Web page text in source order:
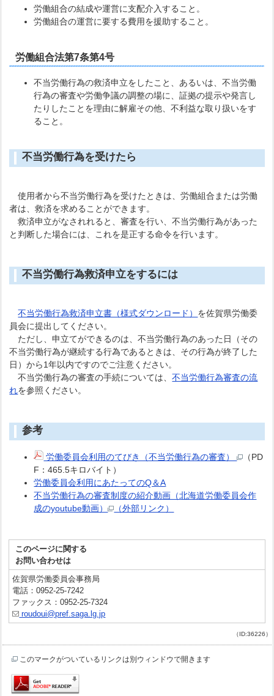
労働組合の結成や運営に支配介入すること。
労働組合の運営に要する費用を援助すること。
労働組合法第7条第4号
不当労働行為の救済申立をしたこと、あるいは、不当労働
行為の審査や労働争議の調整の場に、証拠の提示や発言し
たりしたことを理由に解雇その他、不利益な取り扱いをす
ること。
不当労働行為を受けたら
使用者から不当労働行為を受けたときは、労働組合または労働
者は、救済を求めることができます。
救済申立がなされれると、審査を行い、不当労働行為があった
と判断した場合には、これを是正する命令を行います。
不当労働行為救済申立をするには
不当労働行為救済申立書（様式ダウンロード） を佐賀県労働委
員会に提出してください。
ただし、申立てができるのは、不当労働行為のあった日（その
不当労働行為が継続する行為であるときは、その行為が終了した
日）から1年以内ですのでご注意ください。
不当労働行為の審査の手続については、不当労働行為審査の流
れを参照ください。
参考
労働委員会利用のてびき（不当労働行為の審査）
（PD
F：465.5キロバイト）
労働委員会利用にあたってのQ＆A
不当労働行為の審査制度の紹介動画（北海道労働委員会作
成のyoutube動画）
（外部リンク）
このページに関する
お問い合わせは
佐賀県労働委員会事務局
電話：0952-25-7242
ファックス：0952-25-7324
roudoui@pref.saga.lg.jp
（ID:36226）
このマークがついているリンクは別ウィンドウで開きます